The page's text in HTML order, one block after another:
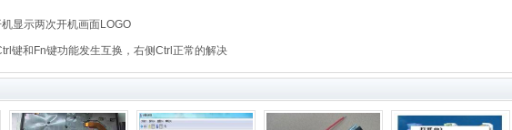
显示两次开机画面LOGO
键和Fn键功能发生互换，右侧Ctrl正常的解决